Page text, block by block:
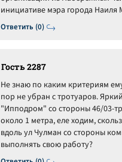
Ответить (0)
инициативе мэра города Наиля
Гость 2287
Не знаю по каким критериям
пор не убран с тротуаров.
"Ипподром" со стороны 46/03-
около 1 метра, еле ходим,
вдоль ул Чулман со стороны
выполнять свою работу?